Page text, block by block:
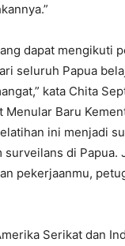
dapat mengikuti
seluruh Papua
kata Chita
Menular Baru
ini menjadi
surveilans di Papua.
pekerjaanmu,
Serikat dan